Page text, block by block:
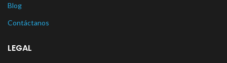
Blog
Contáctanos
LEGAL